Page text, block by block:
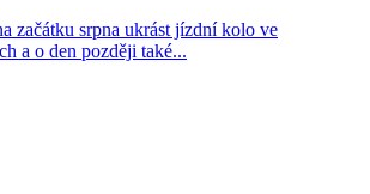
začátku srpna ukrást jízdní kolo ve
a o den později také...